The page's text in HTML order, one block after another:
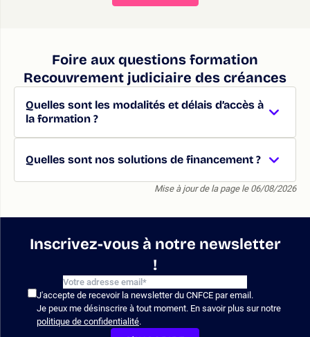
Foire aux questions formation
Recouvrement judiciaire des créances
Quelles sont les modalités et délais d’accès à
la formation ?
Quelles sont nos solutions de financement ?
Mise à jour de la page le 06/08/2026
Inscrivez-vous à notre newsletter
!
J'accepte de recevoir la newsletter du CNFCE par email.
Je peux me désinscrire à tout moment. En savoir plus sur notre
politique de confidentialité.